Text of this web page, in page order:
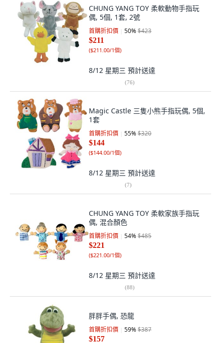
CHUNG YANG TOY 柔軟動物手指玩
偶, 5個, 1套, 2號
首購折扣價 50%$423
$211
($211.00/1個)
8/12 星期三 預計送達
(76)
Magic Castle 三隻小熊手指玩偶, 5個,
1套
首購折扣價 55%$320
$144
($144.00/1個)
8/12 星期三 預計送達
(7)
CHUNG YANG TOY 柔軟家族手指玩
偶, 混合顏色
首購折扣價 54%$485
$221
($221.00/1個)
8/12 星期三 預計送達
(88)
胖胖手偶, 恐龍
首購折扣價 59%$387
$157